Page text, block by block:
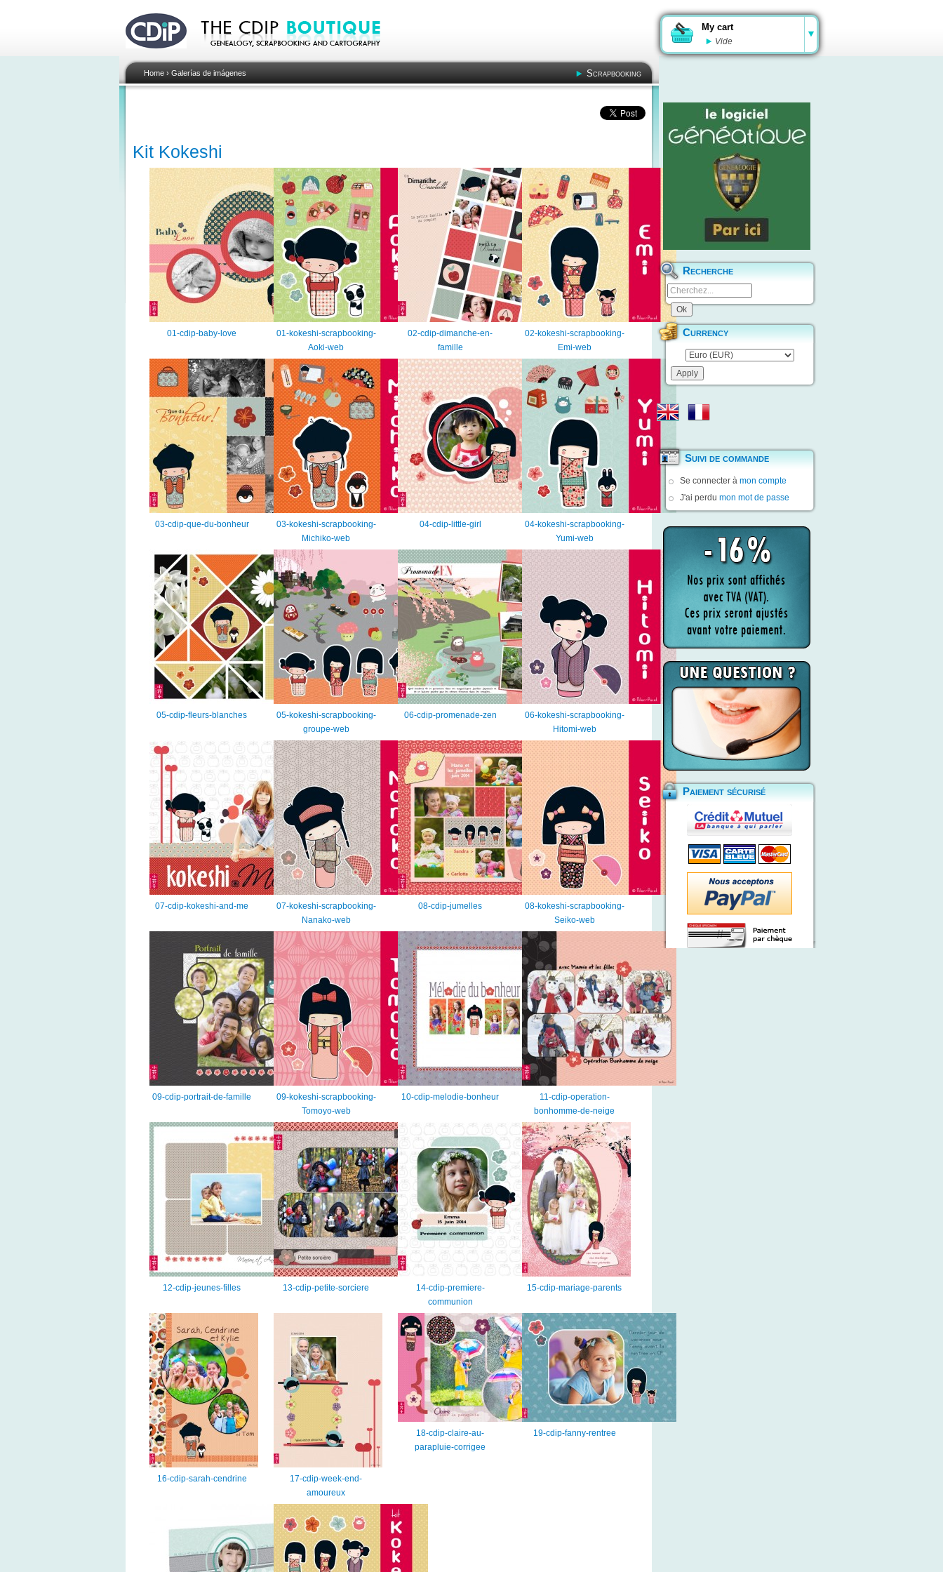
My cart
Vide
Home› Galerías de imágenes Scrapbooking
Kit Kokeshi
01-cdip-baby-love
01-kokeshi-scrapbooking-
Aoki-web
02-cdip-dimanche-en-
famille
02-kokeshi-scrapbooking-
Emi-web
03-cdip-que-du-bonheur
03-kokeshi-scrapbooking-
Michiko-web
04-cdip-little-girl
04-kokeshi-scrapbooking-
Yumi-web
05-cdip-fleurs-blanches
05-kokeshi-scrapbooking-
groupe-web
06-cdip-promenade-zen
06-kokeshi-scrapbooking-
Hitomi-web
07-cdip-kokeshi-and-me
07-kokeshi-scrapbooking-
Nanako-web
08-cdip-jumelles
08-kokeshi-scrapbooking-
Seiko-web
09-cdip-portrait-de-famille
09-kokeshi-scrapbooking-
Tomoyo-web
10-cdip-melodie-bonheur
11-cdip-operation-
bonhomme-de-neige
12-cdip-jeunes-filles 13-cdip-petite-sorciere
14-cdip-premiere-
communion
15-cdip-mariage-parents
16-cdip-sarah-cendrine
17-cdip-week-end-
amoureux
18-cdip-claire-au-
parapluie-corrigee
19-cdip-fanny-rentree
Recherche
Currency
Suivi de commande
Se connecter à mon compte
J'ai perdu mon mot de passe
Paiement sécurisé